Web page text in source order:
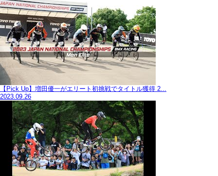
【Pick Up】増田優一がエリート初挑戦でタイトル獲得 2...
2023.09.26